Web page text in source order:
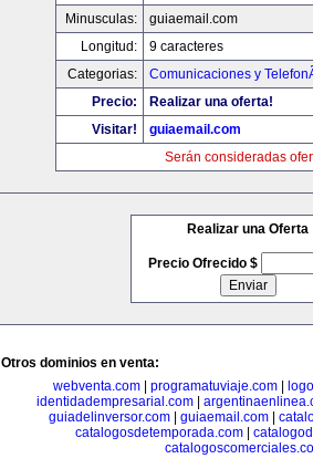
Minusculas:
guiaemail.com
Longitud:
9 caracteres
Categorias:
Comunicaciones y
Precio:
Realizar una oferta!
Visitar!
guiaemail.com
Serán consideradas
Realizar una Oferta
Precio Ofrecido $
Otros dominios en venta:
webventa.com
programatuviaje.com
identidadempresarial.com
guiadelinversor.com| guiaemail.com|
catalogosdetemporada.com|